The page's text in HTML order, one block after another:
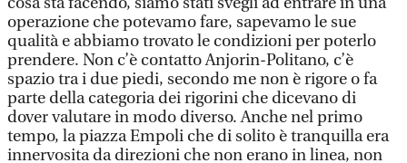
operazione che potevamo fare, sapevamo le sue
qualità e abbiamo trovato le condizioni per poterlo
prendere. Non c’è contatto Anjorin-Politano, c’è
spazio tra i due piedi, secondo me non è rigore o fa
parte della categoria dei rigorini che dicevano di
dover valutare in modo diverso. Anche nel primo
tempo, la piazza Empoli che di solito è tranquilla era
innervosita da direzioni che non erano in linea, non